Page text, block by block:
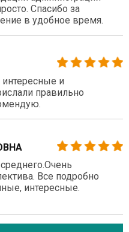
Спасибо за
в удобное время.
и
правильно
Все подробно
интересные.